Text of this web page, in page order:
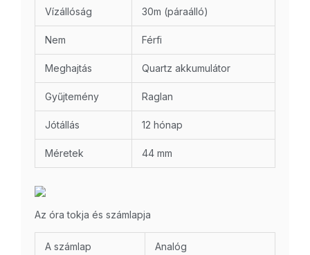
Vízállóság 30m (páraálló)
Nem Férfi
Meghajtás Quartz akkumulátor
Gyűjtemény Raglan
Jótállás 12 hónap
Méretek 44 mm
Az óra tokja és számlapja
A számlap Analóg